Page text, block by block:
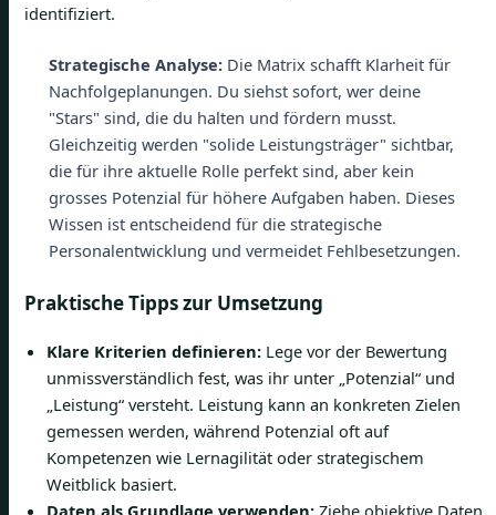
identifiziert.
Strategische Analyse:Die Matrix schafft Klarheit für
Nachfolgeplanungen. Du siehst sofort, wer deine
"Stars" sind, die du halten und fördern musst.
Gleichzeitig werden "solide Leistungsträger" sichtbar,
die für ihre aktuelle Rolle perfekt sind, aber kein
grosses Potenzial für höhere Aufgaben haben. Dieses
Wissen ist entscheidend für die strategische
Personalentwicklung und vermeidet Fehlbesetzungen.
Praktische Tipps zur Umsetzung
Klare Kriterien definieren: Lege vor der Bewertung
unmissverständlich fest, was ihr unter „Potenzial“ und
„Leistung“ versteht. Leistung kann an konkreten Zielen
gemessen werden, während Potenzial oft auf
Kompetenzen wie Lernagilität oder strategischem
Weitblick basiert.